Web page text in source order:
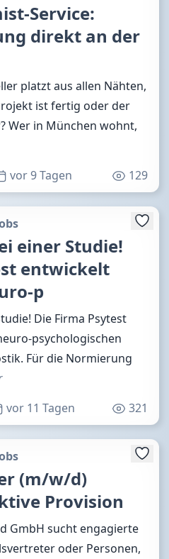
Service:
direkt an der
platzt aus allen Nähten,
ist fertig oder der
Wer in München wohnt,
vor 9 Tagen 129
einer Studie!
entwickelt
p
Die Firma Psytest
psychologischen
Für die Normierung
vor 11 Tagen 321
(m/w/d)
Provision
GmbH sucht engagierte
oder Personen,